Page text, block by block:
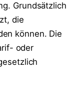
Grundsätzlich
die
können. Die
oder